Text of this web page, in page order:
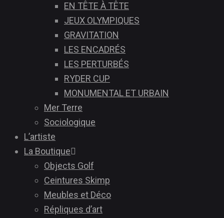
EN TÊTE À TÊTE
JEUX OLYMPIQUES
GRAVITATION
LES ENCADRÉS
LES PERTURBÉS
RYDER CUP
MONUMENTAL ET URBAIN
Mer Terre
Sociologique
L’artiste
La Boutique
Objects Golf
Ceintures Skimp
Meubles et Déco
Répliques d’art